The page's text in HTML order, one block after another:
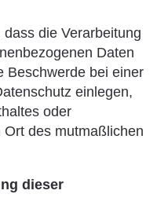
die Verarbeitung
Daten
Beschwerde bei einer
einlegen,
oder
des mutmaßlichen
dieser